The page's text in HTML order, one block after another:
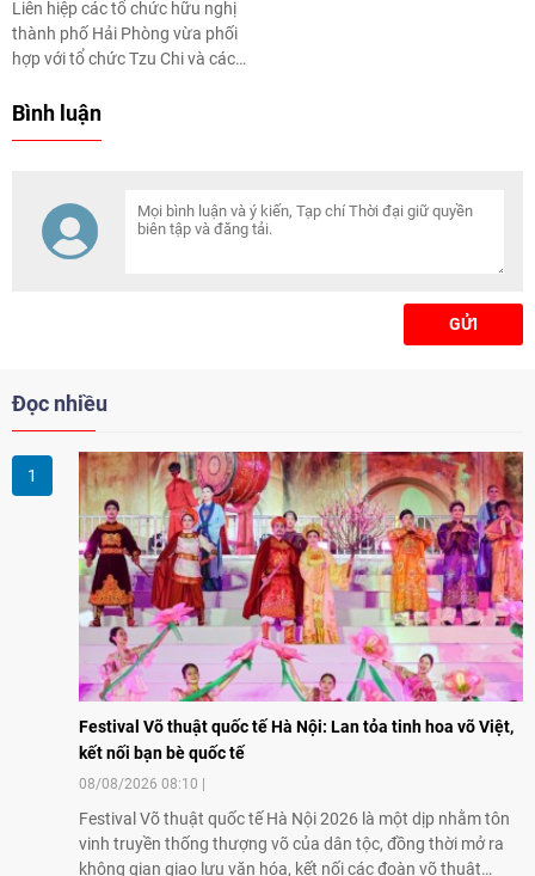
Liên hiệp các tổ chức hữu nghị
thành phố Hải Phòng vừa phối
hợp với tổ chức Tzu Chi và các
trình trao 700 suất học bổng
Bình luận
GỬI
Đọc nhiều
Festival Võ thuật quốc tế Hà Nội: Lan tỏa tinh hoa võ Việt,
kết nối bạn bè quốc tế
08/08/2026 08:10
Festival Võ thuật quốc tế Hà Nội 2026 là một dịp nhằm tôn
vinh truyền thống thượng võ của dân tộc, đồng thời mở ra
không gian giao lưu văn hóa, kết nối các đoàn võ thuật